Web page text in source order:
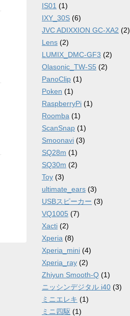
IS01 (1)
IXY_30S (6)
JVC ADIXXION GC-XA2 (2)
Lens (2)
LUMIX_DMC-GF3 (2)
Olasonic_TW-S5 (2)
PanoClip (1)
Poken (1)
RaspberryPi (1)
Roomba (1)
ScanSnap (1)
Smoonavi (3)
SQ28m (1)
SQ30m (2)
Toy (3)
ultimate_ears (3)
USBスピーカー (3)
VQ1005 (7)
Xacti (2)
Xperia (8)
Xperia_mini (4)
Xperia_ray (2)
Zhiyun Smooth-Q (1)
ニッシンデジタル i40 (3)
ミニエレキ (1)
ミニ四駆 (1)